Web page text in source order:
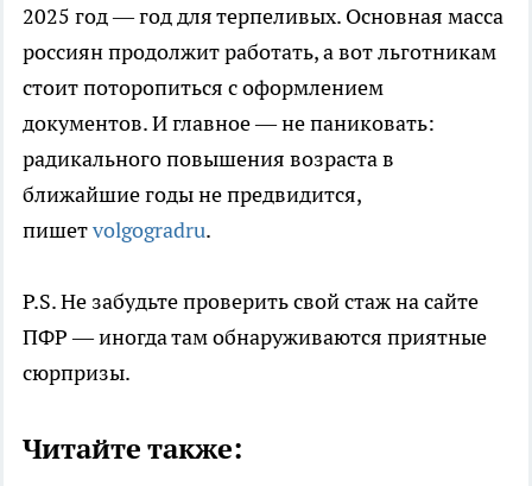
2025 год — год для терпеливых. Основная масса
россиян продолжит работать, а вот льготникам
стоит поторопиться с оформлением
документов. И главное — не паниковать:
радикального повышения возраста в
ближайшие годы не предвидится,
пишетvolgogradru.
P.S. Не забудьте проверить свой стаж на сайте
ПФР — иногда там обнаруживаются приятные
сюрпризы.
Читайте также: